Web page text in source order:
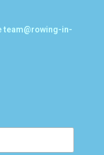
team@rowing-in-